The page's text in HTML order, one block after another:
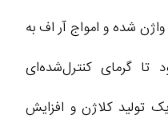
شده و امواج آر اف به
تا گرمای کنترل‌شده‌ای
تولید کلاژن و افزایش